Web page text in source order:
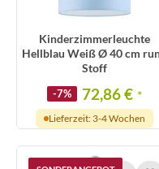
Kinderzimmerleuchte
Hellblau Weiß Ø 40 cm
Stoff
-7% 72,86 € *
Lieferzeit: 3-4 Wochen